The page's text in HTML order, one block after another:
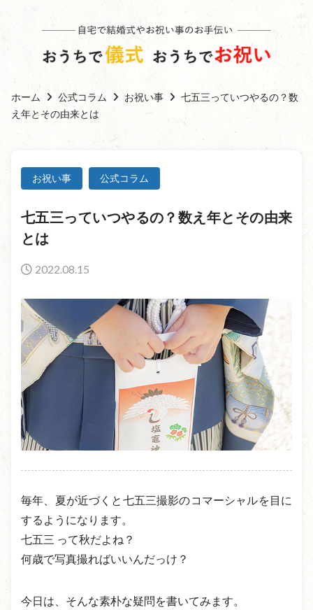
ホーム 公式コラム お祝い事
七五三っていつやるの？数
え年とその由来とは
お祝い事 公式コラム
七五三っていつやるの？数え年とその由来
とは
2022.08.15
毎年、夏が近づくと七五三撮影のコマーシャルを目に
するようになります。
七五三 って秋だよね？
何歳で写真撮ればいいんだっけ？
今日は、そんな素朴な疑問を書いてみます。